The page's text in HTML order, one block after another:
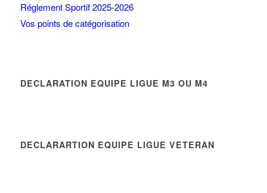
Réglement Sportif 2025-2026
Vos points de catégorisation
DECLARATION EQUIPE LIGUE M3 OU M4
DECLARARTION EQUIPE LIGUE VETERAN